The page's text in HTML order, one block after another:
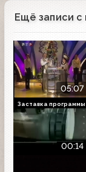
Ещё записи с
05:07
00:14
Заставка программы